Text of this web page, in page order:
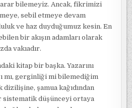
bilemeyiz. Ancak, fikrimizi
sebil etmeye devam
ve haz duyduğumuz kesin. En
bir akışın adamları olarak
vakıadır.
kitap bir başka. Yazarını
mı, gerginliği mi bilemediğim
dizilişine, şamua kağıdından
sistematik düşünceyi ortaya